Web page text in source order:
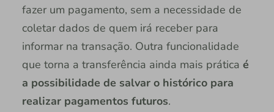
fazer um pagamento, sem a necessidade de
coletar dados de quem irá receber para
informar na transação. Outra funcionalidade
que torna a transferência ainda mais prática é
a possibilidade de salvar o histórico para
realizar pagamentos futuros.